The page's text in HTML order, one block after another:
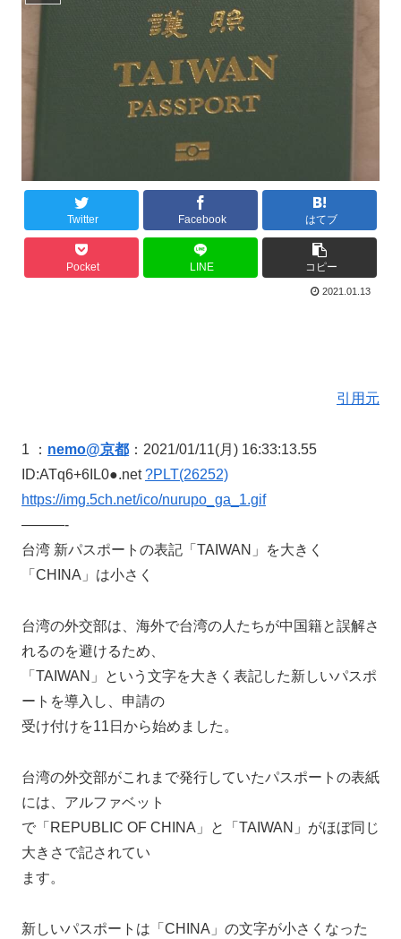
Twitter Facebook はてブ
Pocket LINE コピー
2021.01.13
引用元
1 ： nemo@京都 ：2021/01/11(月) 16:33:13.55
ID:ATq6+6IL0●.net?PLT(26252)
https://img.5ch.net/ico/nurupo_ga_1.gif
———-
台湾 新パスポートの表記「TAIWAN」を大きく
「CHINA」は小さく
台湾の外交部は、海外で台湾の人たちが中国籍と誤解さ
れるのを避けるため、
「TAIWAN」という文字を大きく表記した新しいパスポ
ートを導入し、申請の
受け付けを11日から始めました。
台湾の外交部がこれまで発行していたパスポートの表紙
には、アルファベット
で「REPUBLIC OF CHINA」と「TAIWAN」がほぼ同じ
大きさで記されてい
ます。
新しいパスポートは「CHINA」の文字が小さくなった